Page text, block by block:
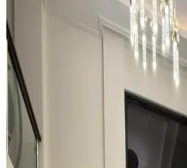
Kahvaltı köşelerinde ahşap ve
ve temizlik kolaylığı sunar. Minder
ve estetik dengelenir, mekanın
Teal Renkli Sandalyenin
Uyumunda Renk Tonları
Teal renkli sandalyenin halı ve
aksesuar seçimiyle sağlanır.
ahşap dolap, teal rengini öne